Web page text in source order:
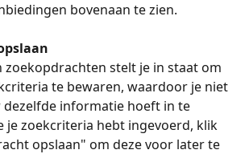
bovenaan te zien.
zoekopdrachten stelt je in staat om
te bewaren, waardoor je niet
dezelfde informatie hoeft in te
je zoekcriteria hebt ingevoerd, klik
opslaan" om deze voor later te